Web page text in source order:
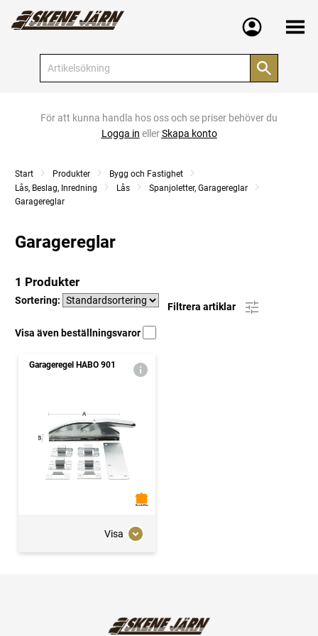
Meny
För att kunna handla hos oss och se priser behöver du
Logga in ellerSkapa konto
Start Produkter
Bygg och Fastighet
Lås, Beslag, Inredning
Lås
Spanjoletter, Garagereglar
Garagereglar
Garagereglar
1 Produkter
Sortering:
Filtrera artiklar
Visa även beställningsvaror
Garageregel HABO 901
Visa